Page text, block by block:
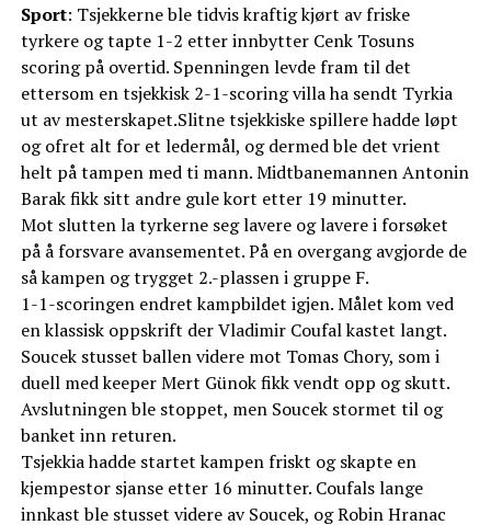
Sport: Tsjekkerne ble tidvis kraftig kjørt av friske
tyrkere og tapte 1-2 etter innbytter Cenk Tosuns
scoring på overtid. Spenningen levde fram til det
ettersom en tsjekkisk 2-1-scoring villa ha sendt Tyrkia
ut av mesterskapet.Slitne tsjekkiske spillere hadde løpt
og ofret alt for et ledermål, og dermed ble det vrient
helt på tampen med ti mann. Midtbanemannen Antonin
Barak fikk sitt andre gule kort etter 19 minutter.
Mot slutten la tyrkerne seg lavere og lavere i forsøket
på å forsvare avansementet. På en overgang avgjorde de
så kampen og trygget 2.-plassen i gruppe F.
1-1-scoringen endret kampbildet igjen. Målet kom ved
en klassisk oppskrift der Vladimir Coufal kastet langt.
Soucek stusset ballen videre mot Tomas Chory, som i
duell med keeper Mert Günok fikk vendt opp og skutt.
Avslutningen ble stoppet, men Soucek stormet til og
banket inn returen.
Tsjekkia hadde startet kampen friskt og skapte en
kjempestor sjanse etter 16 minutter. Coufals lange
innkast ble stusset videre av Soucek, og Robin Hranac